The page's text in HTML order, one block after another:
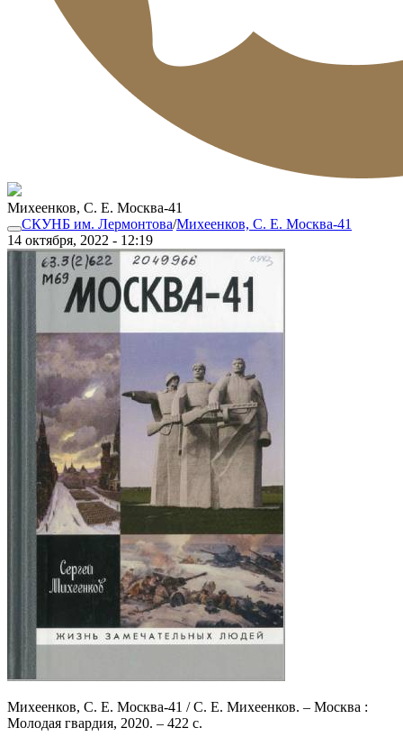
Михеенков, С. Е. Москва-41
СКУНБ им. Лермонтова/Михеенков, С. Е. Москва-41
14 октября, 2022 - 12:19
Михеенков, С. Е. Москва-41 / С. Е. Михеенков. – Москва :
Молодая гвардия, 2020. – 422 с.